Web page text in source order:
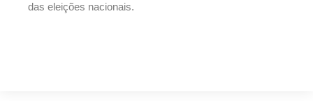
das eleições nacionais.